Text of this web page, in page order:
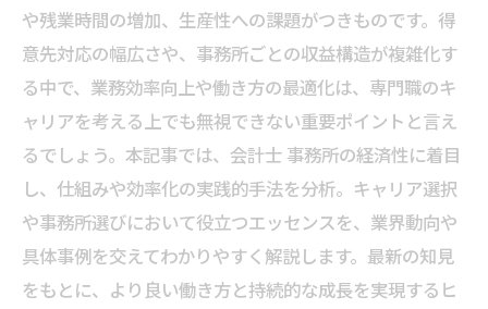
や残業時間の増加、生産性への課題がつきものです。得
意先対応の幅広さや、事務所ごとの収益構造が複雑化す
る中で、業務効率向上や働き方の最適化は、専門職のキ
ャリアを考える上でも無視できない重要ポイントと言え
るでしょう。本記事では、会計士 事務所の経済性に着目
し、仕組みや効率化の実践的手法を分析。キャリア選択
や事務所選びにおいて役立つエッセンスを、業界動向や
具体事例を交えてわかりやすく解説します。最新の知見
をもとに、より良い働き方と持続的な成長を実現するヒ